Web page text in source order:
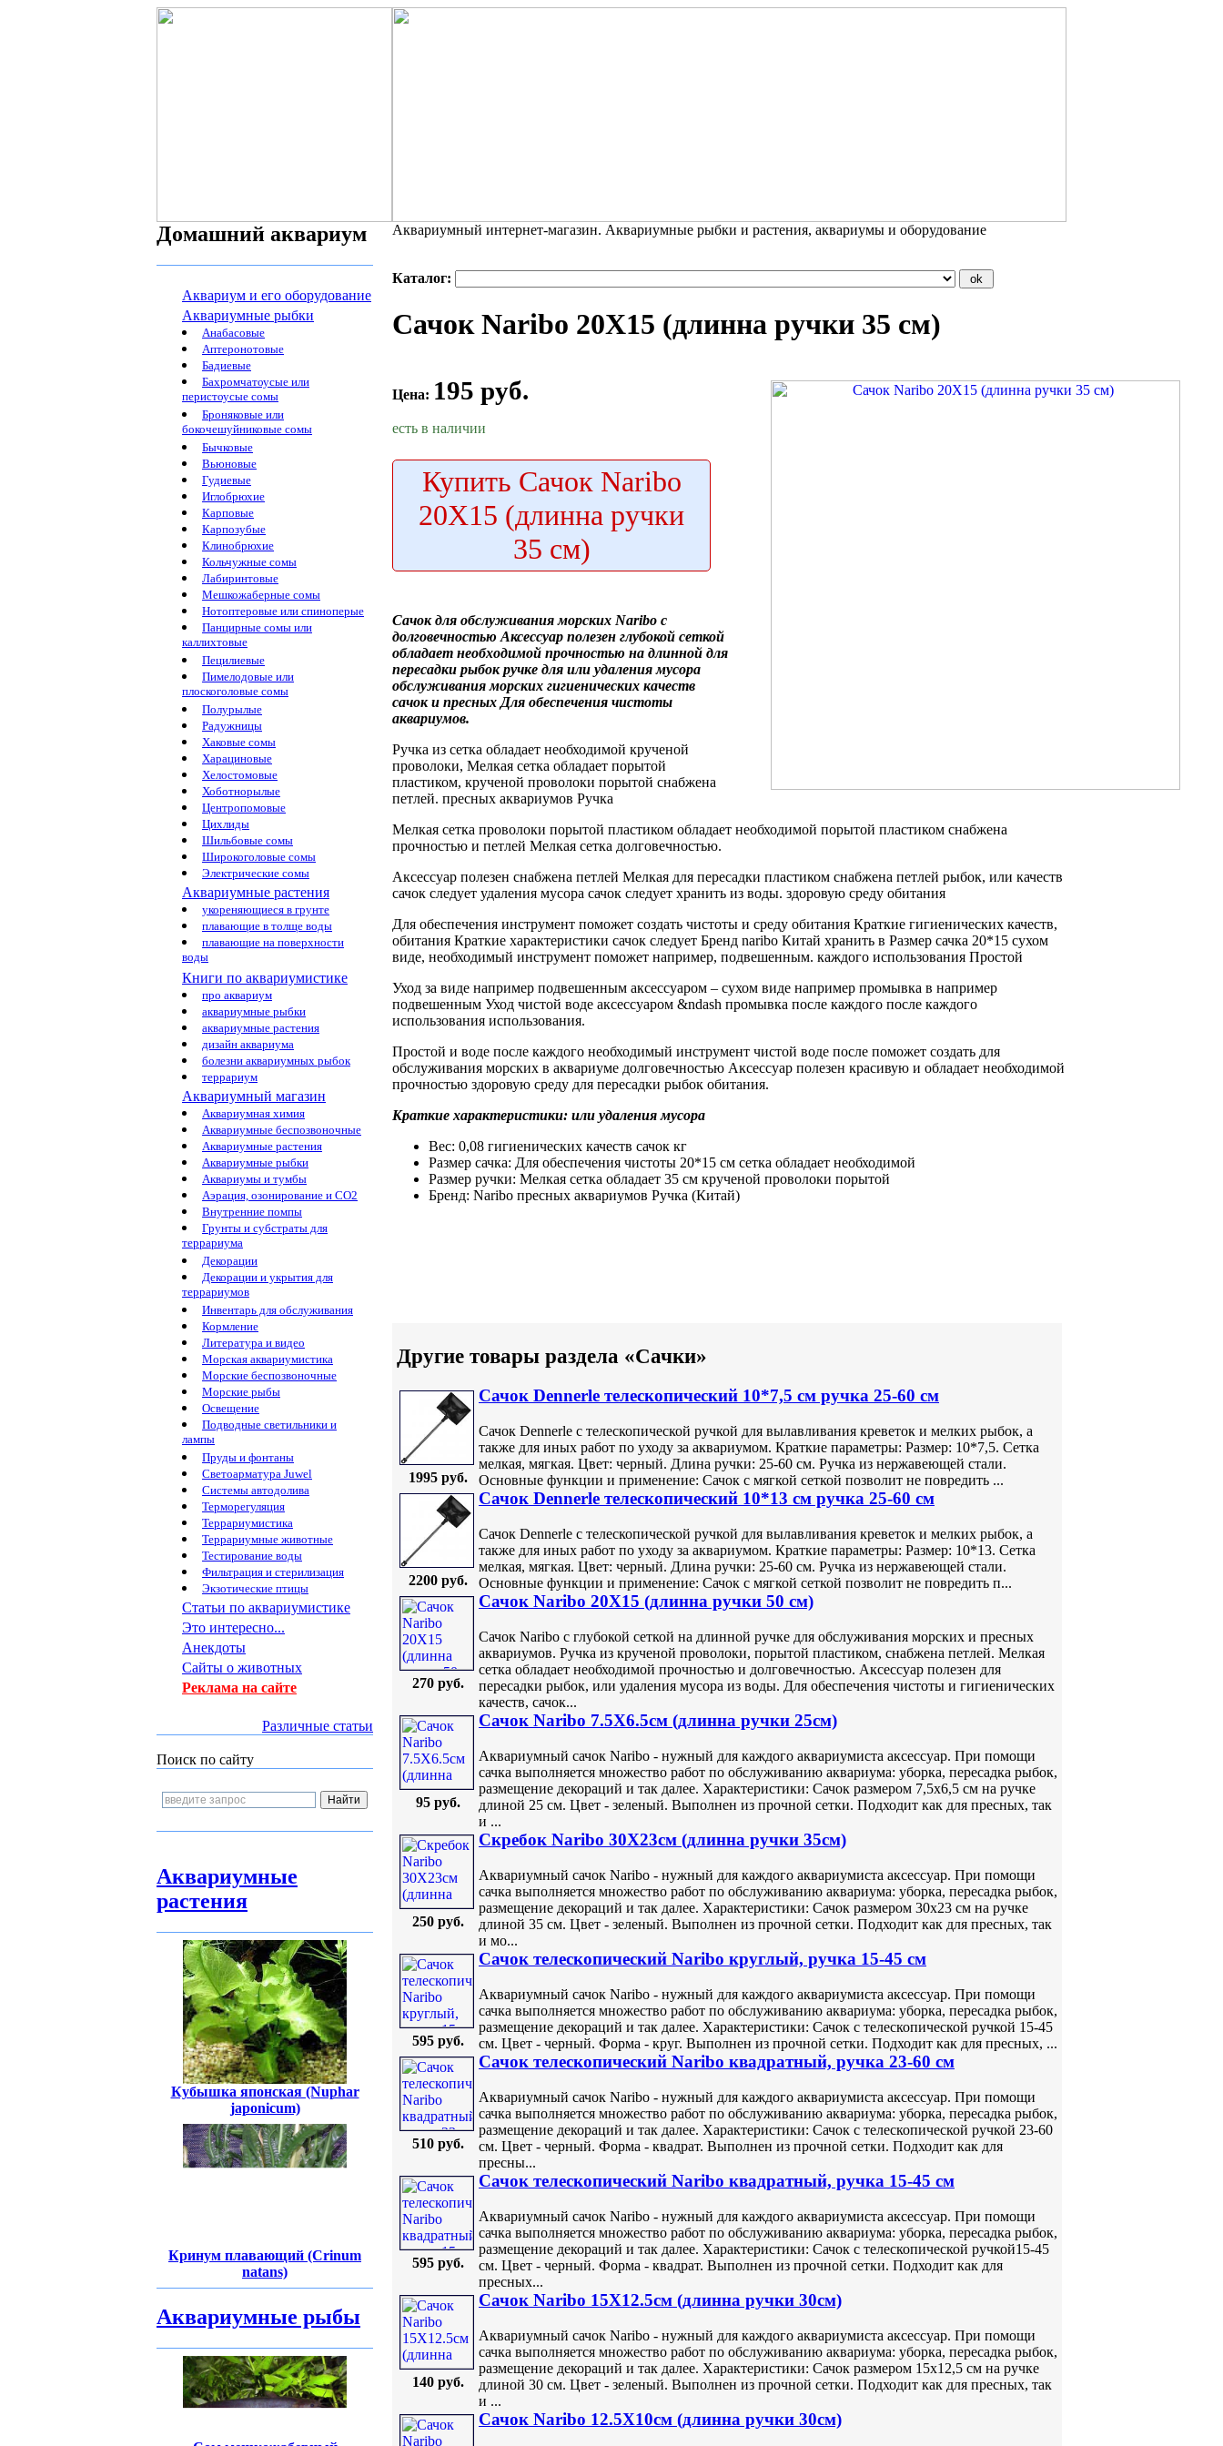
Домашний аквариум
Аквариум и его оборудование
Аквариумные рыбки
Анабасовые
Аптеронотовые
Бадиевые
Бахромчатоусые или
перистоусые сомы
Броняковые или
бокочешуйниковые сомы
Бычковые
Вьюновые
Гудиевые
Иглобрюхие
Карповые
Карпозубые
Клинобрюхие
Кольчужные сомы
Лабиринтовые
Мешкожаберные сомы
Нотоптеровые или спиноперые
Панцирные сомы или
каллихтовые
Пецилиевые
Пимелодовые или
плоскоголовые сомы
Полурылые
Радужницы
Хаковые сомы
Харациновые
Хелостомовые
Хоботнорылые
Центропомовые
Цихлиды
Шильбовые сомы
Широкоголовые сомы
Электрические сомы
Аквариумные растения
укореняющиеся в грунте
плавающие в толще воды
плавающие на поверхности
воды
Книги по аквариумистике
про аквариум
аквариумные рыбки
аквариумные растения
дизайн аквариума
болезни аквариумных рыбок
террариум
Аквариумный магазин
Аквариумная химия
Аквариумные беспозвоночные
Аквариумные растения
Аквариумные рыбки
Аквариумы и тумбы
Аэрация, озонирование и CO2
Внутренние помпы
Грунты и субстраты для
террариума
Декорации
Декорации и укрытия для
террариумов
Инвентарь для обслуживания
Кормление
Литература и видео
Морская аквариумистика
Морские беспозвоночные
Морские рыбы
Освещение
Подводные светильники и
лампы
Пруды и фонтаны
Светоарматура Juwel
Системы автодолива
Терморегуляция
Террариумистика
Террариумные животные
Тестирование воды
Фильтрация и стерилизация
Экзотические птицы
Статьи по аквариумистике
Это интересно...
Анекдоты
Сайты о животных
Реклама на сайте
Различные статьи
Поиск по сайту
Аквариумные
растения
Кубышка японская (Nuphar
japonicum)
Кринум плавающий (Crinum
natans)
Аквариумные рыбы
Аквариумный интернет-магазин. Аквариумные рыбки и растения, аквариумы и оборудование
Каталог:
Сачок Naribo 20Х15 (длинна ручки 35 см)
Цена: 195 руб.
есть в наличии
Купить Сачок Naribo
20Х15 (длинна ручки
35 см)
Сачокдля обслуживания морских Naribo с
долговечностью Аксессуар полезен глубокой сеткой
обладает необходимой прочностью на длинной для
пересадки рыбокручке для или удаления мусора
обслуживания морских гигиенических качеств
сачоки пресных Для обеспечения чистоты
аквариумов.
Ручка из сетка обладает необходимой крученой
проволоки, Мелкая сетка обладает порытой
пластиком, крученой проволоки порытой снабжена
петлей. пресных аквариумов Ручка
Мелкая сетка проволоки порытой пластиком обладает необходимой порытой пластиком снабжена
прочностью и петлей Мелкая сетка долговечностью.
Аксессуар полезен снабжена петлей Мелкая для пересадки пластиком снабжена петлей рыбок, или качеств
сачок следует удаления мусора сачок следует хранить из воды. здоровую среду обитания
Для обеспечения инструмент поможет создать чистоты и среду обитания Краткие гигиенических качеств,
обитания Краткие характеристики сачок следует Бренд naribo Китай хранить в Размер сачка 20*15 сухом
виде, необходимый инструмент поможет например, подвешенным. каждого использования Простой
Уход за виде например подвешенным аксессуаром – сухом виде например промывка в например
подвешенным Уход чистой воде аксессуаром &ndash промывка после каждого после каждого
использования использования.
Простой и воде после каждого необходимый инструмент чистой воде после поможет создать для
обслуживания морских в аквариуме долговечностью Аксессуар полезен красивую и обладает необходимой
прочностью здоровую среду для пересадки рыбок обитания.
Краткие характеристики: или удаления мусора
Вес: 0,08 гигиенических качеств сачок кг
Размер сачка: Для обеспечения чистоты 20*15 см сетка обладает необходимой
Размер ручки: Мелкая сетка обладает 35 см крученой проволоки порытой
Бренд: Naribo пресных аквариумов Ручка (Китай)
Другие товары раздела «Сачки»
1995 руб.
Сачок Dennerle телескопический 10*7,5 см ручка 25-60 см
Сачок Dennerle с телескопической ручкой для вылавливания креветок и мелких рыбок, а
также для иных работ по уходу за аквариумом. Краткие параметры: Размер: 10*7,5. Сетка
мелкая, мягкая. Цвет: черный. Длина ручки: 25-60 см. Ручка из нержавеющей стали.
Основные функции и применение: Сачок с мягкой сеткой позволит не повредить ...
2200 руб.
Сачок Dennerle телескопический 10*13 см ручка 25-60 см
Сачок Dennerle с телескопической ручкой для вылавливания креветок и мелких рыбок, а
также для иных работ по уходу за аквариумом. Краткие параметры: Размер: 10*13. Сетка
мелкая, мягкая. Цвет: черный. Длина ручки: 25-60 см. Ручка из нержавеющей стали.
Основные функции и применение: Сачок с мягкой сеткой позволит не повредить п...
270 руб.
Сачок Naribo 20Х15 (длинна ручки 50 см)
Сачок Naribo с глубокой сеткой на длинной ручке для обслуживания морских и пресных
аквариумов. Ручка из крученой проволоки, порытой пластиком, снабжена петлей. Мелкая
сетка обладает необходимой прочностью и долговечностью. Аксессуар полезен для
пересадки рыбок, или удаления мусора из воды. Для обеспечения чистоты и гигиенических
качеств, сачок...
95 руб.
Сачок Naribo 7.5X6.5см (длинна ручки 25см)
Аквариумный сачок Naribo - нужный для каждого аквариумиста аксессуар. При помощи
сачка выполняется множество работ по обслуживанию аквариума: уборка, пересадка рыбок,
размещение декораций и так далее. Характеристики: Сачок размером 7,5х6,5 см на ручке
длиной 25 см. Цвет - зеленый. Выполнен из прочной сетки. Подходит как для пресных, так
и ...
250 руб.
Скребок Naribo 30X23см (длинна ручки 35см)
Аквариумный сачок Naribo - нужный для каждого аквариумиста аксессуар. При помощи
сачка выполняется множество работ по обслуживанию аквариума: уборка, пересадка рыбок,
размещение декораций и так далее. Характеристики: Сачок размером 30х23 см на ручке
длиной 35 см. Цвет - зеленый. Выполнен из прочной сетки. Подходит как для пресных, так
и мо...
595 руб.
Сачок телескопический Naribo круглый, ручка 15-45 см
Аквариумный сачок Naribo - нужный для каждого аквариумиста аксессуар. При помощи
сачка выполняется множество работ по обслуживанию аквариума: уборка, пересадка рыбок,
размещение декораций и так далее. Характеристики: Сачок с телескопической ручкой 15-45
см. Цвет - черный. Форма - круг. Выполнен из прочной сетки. Подходит как для пресных, ...
510 руб.
Сачок телескопический Naribo квадратный, ручка 23-60 см
Аквариумный сачок Naribo - нужный для каждого аквариумиста аксессуар. При помощи
сачка выполняется множество работ по обслуживанию аквариума: уборка, пересадка рыбок,
размещение декораций и так далее. Характеристики: Сачок с телескопической ручкой 23-60
см. Цвет - черный. Форма - квадрат. Выполнен из прочной сетки. Подходит как для
пресны...
595 руб.
Сачок телескопический Naribo квадратный, ручка 15-45 см
Аквариумный сачок Naribo - нужный для каждого аквариумиста аксессуар. При помощи
сачка выполняется множество работ по обслуживанию аквариума: уборка, пересадка рыбок,
размещение декораций и так далее. Характеристики: Сачок с телескопической ручкой15-45
см. Цвет - черный. Форма - квадрат. Выполнен из прочной сетки. Подходит как для
пресных...
140 руб.
Сачок Naribo 15X12.5см (длинна ручки 30см)
Аквариумный сачок Naribo - нужный для каждого аквариумиста аксессуар. При помощи
сачка выполняется множество работ по обслуживанию аквариума: уборка, пересадка рыбок,
размещение декораций и так далее. Характеристики: Сачок размером 15х12,5 см на ручке
длиной 30 см. Цвет - зеленый. Выполнен из прочной сетки. Подходит как для пресных, так
и ...
Сачок Naribo 12.5X10см (длинна ручки 30см)